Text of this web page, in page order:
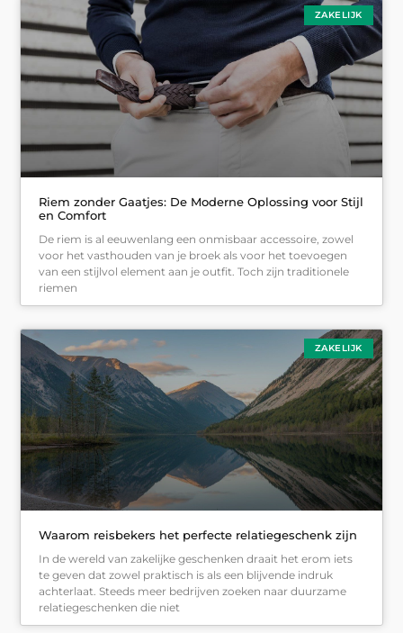
ZAKELIJK
Riem zonder Gaatjes: De Moderne Oplossing voor Stijl
en Comfort
De riem is al eeuwenlang een onmisbaar accessoire, zowel
voor het vasthouden van je broek als voor het toevoegen
van een stijlvol element aan je outfit. Toch zijn traditionele
riemen
ZAKELIJK
Waarom reisbekers het perfecte relatiegeschenk zijn
In de wereld van zakelijke geschenken draait het erom iets
te geven dat zowel praktisch is als een blijvende indruk
achterlaat. Steeds meer bedrijven zoeken naar duurzame
relatiegeschenken die niet